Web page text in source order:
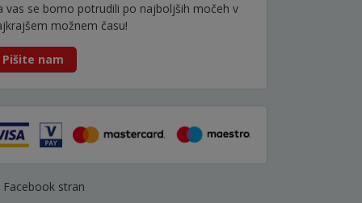
vas se bomo potrudili po najboljših močeh v
možnem času!
Pišite nam
Facebook stran